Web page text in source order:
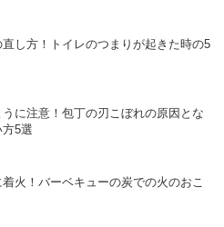
し方！トイレのつまりが起きた時の5
に注意！包丁の刃こぼれの原因とな
5選
火！バーベキューの炭での火のおこ